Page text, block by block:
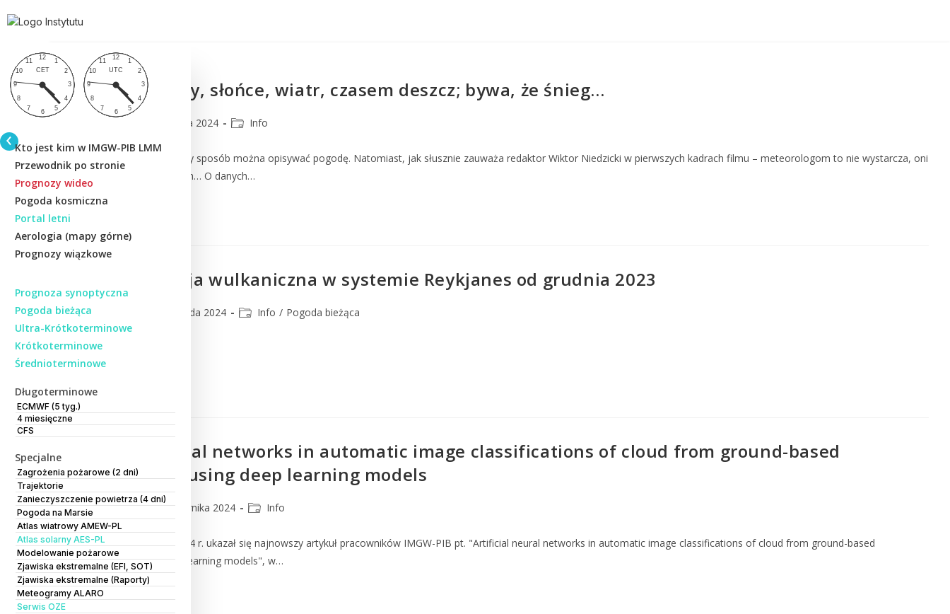
Kto jest kim w IMGW-PIB LMM
Przewodnik po stronie
Prognozy wideo
Pogoda kosmiczna
Portal letni
Aerologia (mapy górne)
Prognozy wiązkowe
Prognoza synoptyczna
Pogoda bieżąca
Ultra-Krótkoterminowe
Krótkoterminowe
Średnioterminowe
Długoterminowe
ECMWF (5 tyg.)
4 miesięczne
CFS
Specjalne
Zagrożenia pożarowe (2 dni)
Trajektorie
Zanieczyszczenie powietrza (4 dni)
Pogoda na Marsie
Atlas wiatrowy AMEW-PL
Atlas solarny AES-PL
Modelowanie pożarowe
Zjawiska ekstremalne (EFI, SOT)
Zjawiska ekstremalne (Raporty)
Meteogramy ALARO
Serwis OZE
Piękne chmury, słońce, wiatr, czasem deszcz; bywa, że śnieg…
13 grudnia 2024 Info
Tak w bardzo uproszczony sposób można opisywać pogodę. Natomiast, jak słusznie zauważa redaktor Wiktor Niedzicki w pierwszych kadrach filmu – meteorologom to nie wystarcza, oni
potrzebują ścisłych danych… O danych…
Siódma erupcja wulkaniczna w systemie Reykjanes od grudnia 2023
CMM 21 listopada 2024 Info / Pogoda bieżąca
--- UDOSTĘPNIJ ---
Artificial neural networks in automatic image classifications of cloud from ground-based
observations using deep learning models
CMM 9 października 2024 Info
W dniu 3 października 2024 r. ukazał się najnowszy artykuł pracowników IMGW-PIB pt. "Artificial neural networks in automatic image classifications of cloud from ground-based
observations using deep learning models", w…
Czytaj Dalej